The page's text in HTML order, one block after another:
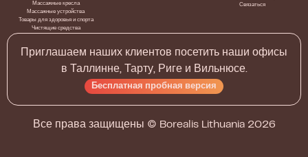
Массажные кресла
Массажные устройства
Товары для здоровья и спорта
Чистящие средства
Связаться
Приглашаем наших клиентов посетить наши офисы
в Таллинне, Тарту, Риге и Вильнюсе.
Бесплатная пробная версия
Все права защищены © Borealis Lithuania2026